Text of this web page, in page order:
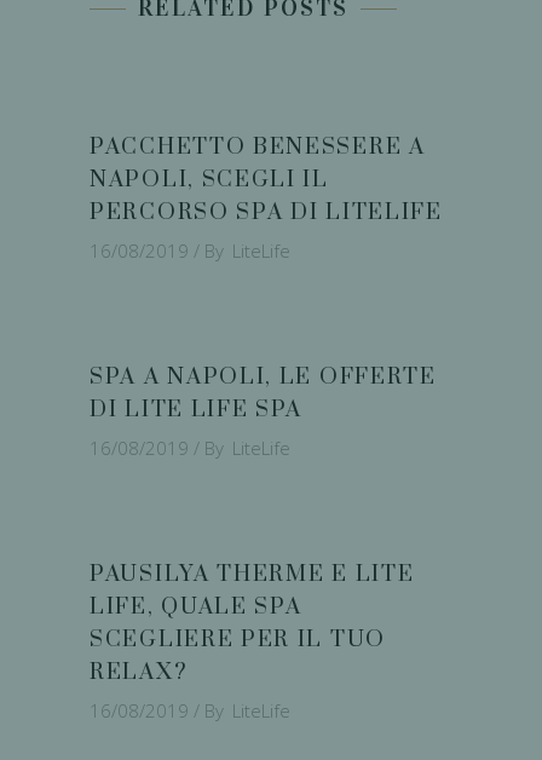
RELATED POSTS
PACCHETTO BENESSERE A
NAPOLI, SCEGLI IL
PERCORSO SPA DI LITELIFE
16/08/2019 By LiteLife
SPA A NAPOLI, LE OFFERTE
DI LITE LIFE SPA
16/08/2019 By LiteLife
PAUSILYA THERME E LITE
LIFE, QUALE SPA
SCEGLIERE PER IL TUO
RELAX?
16/08/2019 By LiteLife